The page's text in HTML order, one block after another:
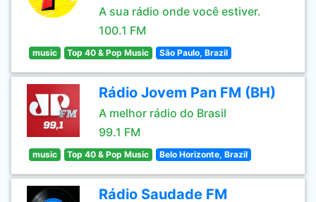
A sua rádio onde você estiver.
100.1 FM
music Top 40 & Pop Music São Paulo, Brazil
Rádio Jovem Pan FM (BH)
A melhor rádio do Brasil
99.1 FM
music Top 40 & Pop Music Belo Horizonte, Brazil
Rádio Saudade FM